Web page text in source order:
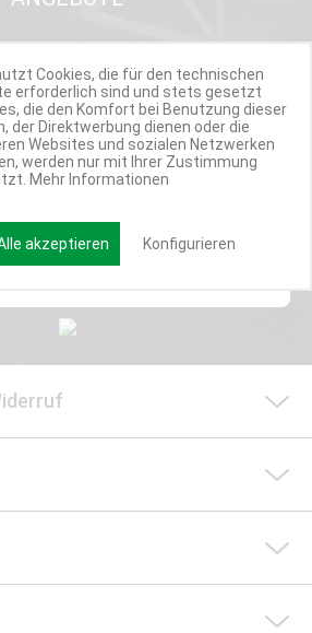
Miweba Community!
Newsletter-Rabatte und Aktionen
Anmelden
Cookies, die für den technischen
erforderlich sind und stets gesetzt
die den Komfort bei Benutzung dieser
der Direktwerbung dienen oder die
Websites und sozialen Netzwerken
werden nur mit Ihrer Zustimmung
Mehr Informationen
akzeptieren Konfigurieren